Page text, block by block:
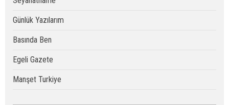
Günlük Yazılarım
Basında Ben
Egeli Gazete
Manşet Turkiye